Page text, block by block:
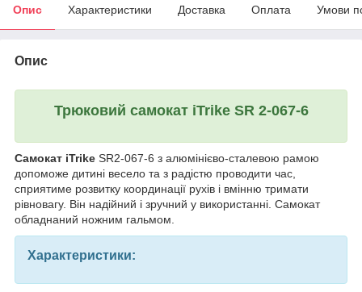
Опис Характеристики Доставка Оплата Умови
Опис
Трюковий самокат iTrike SR 2-067-6
Самокат iTrike SR2-067-6 з алюмінієво-сталевою рамою
допоможе дитині весело та з радістю проводити час,
сприятиме розвитку координації рухів і вмінню тримати
рівновагу. Він надійний і зручний у використанні. Самокат
обладнаний ножним гальмом.
Характеристики: